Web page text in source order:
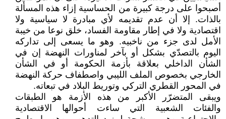
أصبحوا على درجة كبيرة من الحساسية إزاء هذه المسألة
بالذات. إلا أن عدم تقديمه لأي مبادرة لا سياسية ولا
اقتصادية ولا في إطار مقاومة الفساد، خلق نوعا من خيبة
الأمل لدى جزء من ناخبيه. وهو ما يسعى إلى تداركه
اليوم بالتصدّي بشكل أو بآخر لمناورات النهضة إن في
الشأن الداخلي بعلاقة بأزمة الحكومة أو في الشأن
الخارجي بخصوص الملف الليبي واصطفاف حركة النهضة
في المحور القطري التركي وتوريط البلاد في تبعاته.
ويبقى المتضرّر الأكبر من هذه الأزمة هو الطبقات
والفئات الشعبية التي ساءت أحوالها الاقتصادية